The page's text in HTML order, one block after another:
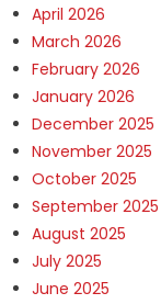
April 2026
March 2026
February 2026
January 2026
December 2025
November 2025
October 2025
September 2025
August 2025
July 2025
June 2025